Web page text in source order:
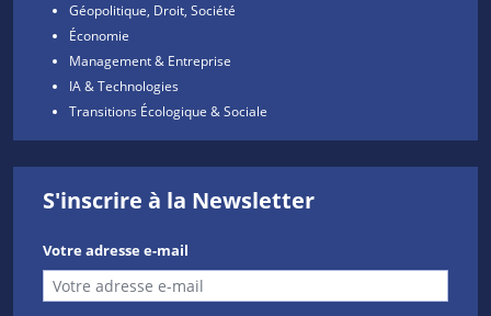
Géopolitique, Droit, Société
Économie
Management & Entreprise
IA & Technologies
Transitions Écologique & Sociale
S'inscrire à la Newsletter
Votre adresse e-mail